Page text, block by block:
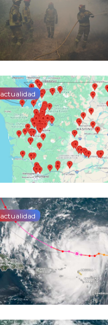
actualidad
actualidad